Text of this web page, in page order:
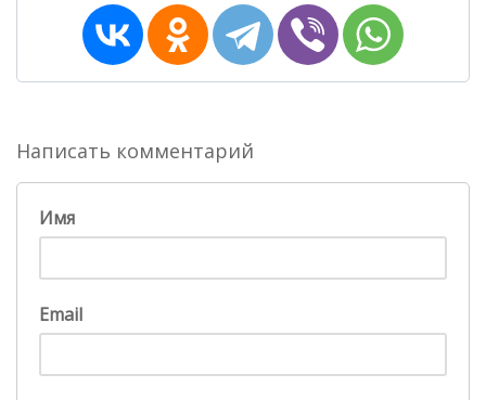
Написать комментарий
Имя
Email